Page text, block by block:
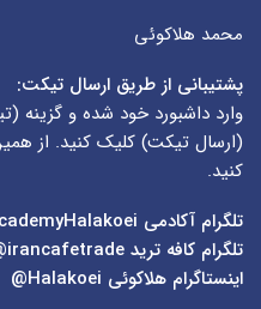
محمد هلاکوئی
پشتیبانی از طریق ارسال تیکت:
وارد داشبورد خود شده و گزینه (
(ارسال تیکت) کلیک کنید. از
کنید.
تلگرام آکادمی
تلگرام کافه ترید irancafetrade@
اینستاگرام هلاکوئی Halakoei@